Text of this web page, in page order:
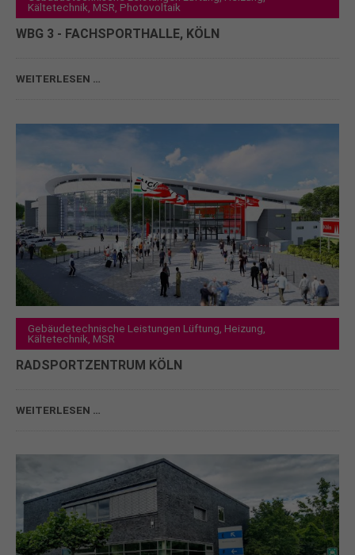
Kältetechnik, MSR, Photovoltaik
WBG 3 - FACHSPORTHALLE, KÖLN
WEITERLESEN …
Gebäudetechnische Leistungen Lüftung, Heizung,
Kältetechnik, MSR
RADSPORTZENTRUM KÖLN
WEITERLESEN …